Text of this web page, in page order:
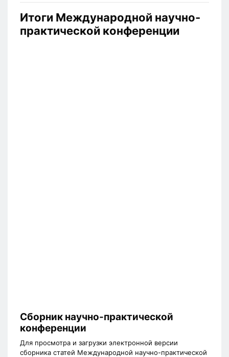
Итоги Международной научно-
практической конференции
Сборник научно-практической
конференции
Для просмотра и загрузки электронной версии
сборника статей Международной научно-практической